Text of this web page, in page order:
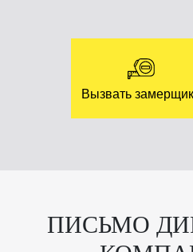
Вызвать
ПИСЬМО